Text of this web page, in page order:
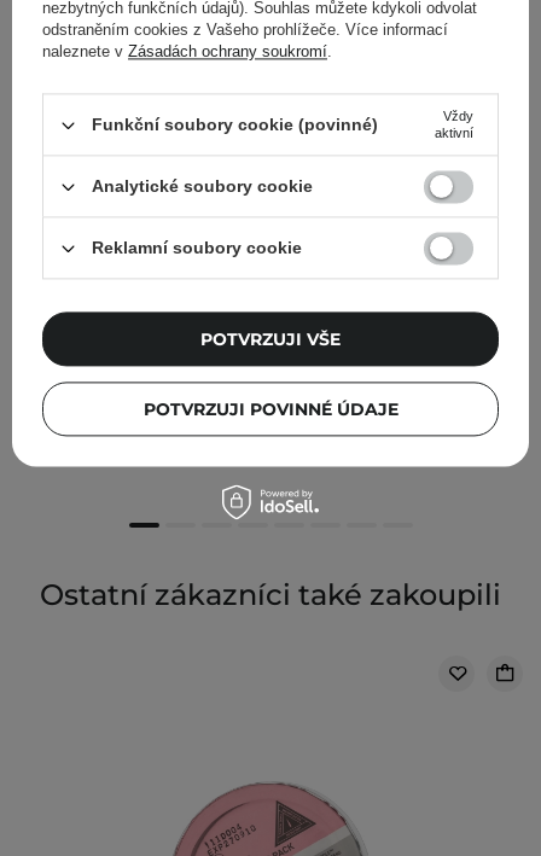
Isntree - Onion Newpair Spot Patch - Hojivé náplasti na
pupínky - 24ks
89,00 Kč
Ostatní zákazníci také zakoupili
nezbytných funkčních údajů). Souhlas můžete kdykoli odvolat
odstraněním cookies z Vašeho prohlížeče. Více informací
naleznete v Zásadách ochrany soukromí.
Funkční soubory cookie (povinné)
Vždy
aktivní
Analytické soubory cookie
Reklamní soubory cookie
POTVRZUJI POVINNÉ ÚDAJE
POTVRZUJI VŠE